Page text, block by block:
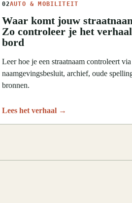
02AUTO & MOBILITEIT
Waar komt jouw
Zo controleer je het
bord
Leer hoe je een straatnaam controleert via
naamgevingsbesluit, archief, oude
bronnen.
Lees het verhaal →